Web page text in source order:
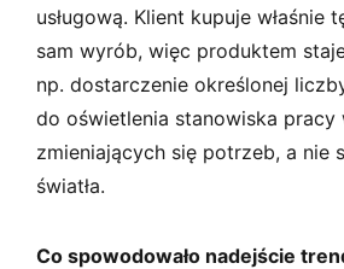
usługową. Klient kupuje właśnie
sam wyrób, więc produktem
np. dostarczenie określonej
do oświetlenia stanowiska pracy
zmieniających się potrzeb, a nie
światła.
Co spowodowało nadejście